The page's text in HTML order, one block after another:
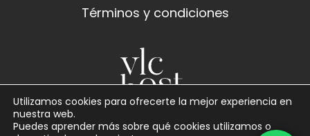
Términos y condiciones
Utilizamos cookies para ofrecerte la mejor experiencia en
nuestra web.
Puedes aprender más sobre qué cookies utilizamos o